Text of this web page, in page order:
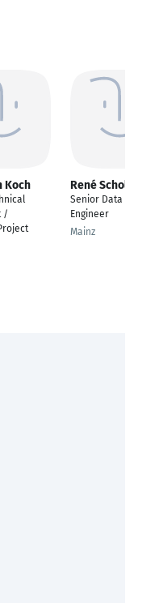
Koch
/
René Schollmeyer
Senior Data Platform
Engineer
Mainz